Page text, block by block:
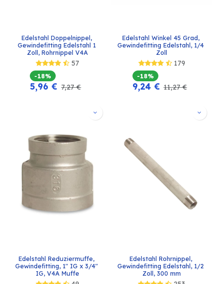
Edelstahl Doppelnippel,
Gewindefitting Edelstahl 1
Zoll, Rohrnippel V4A
57
-18%
5,96 € 7,27€
Edelstahl Winkel 45 Grad,
Gewindefitting Edelstahl, 1/4
Zoll
179
-18%
9,24 € 11,27€
Edelstahl Reduziermuffe,
Gewindefitting, 1" IG x 3/4"
IG, V4A Muffe
Edelstahl Rohrnippel,
Gewindefitting Edelstahl, 1/2
Zoll, 300 mm